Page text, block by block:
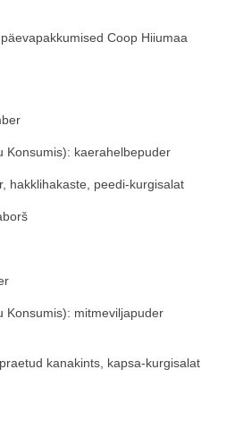
PAGAR
Coop Hiiumaa
Konsumis): kaerahelbepuder
hakklihakaste, peedi-kurgisalat
Konsumis): mitmeviljapuder
kanakints, kapsa-kurgisalat